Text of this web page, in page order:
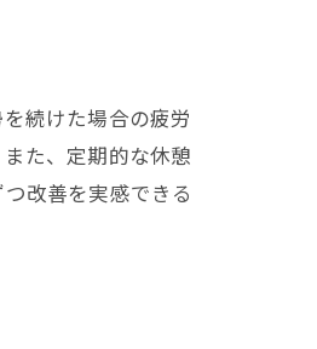
続けた場合の疲労
た、定期的な休憩
改善を実感できる